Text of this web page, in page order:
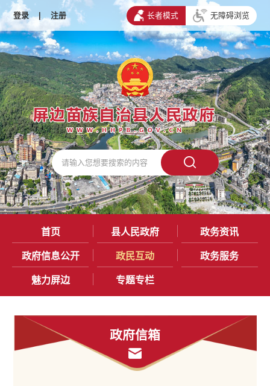
登录 | 注册 长者模式 无障碍浏览
首页 县人民政府 政务资讯
政府信息公开 政民互动 政务服务
魅力屏边 专题专栏
政府信箱